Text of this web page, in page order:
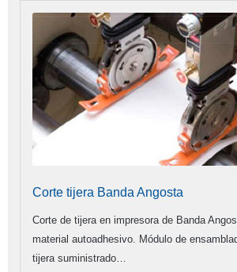
Corte tijera Banda Angosta
Corte de tijera en impresora de Banda
material autoadhesivo. Módulo de
tijera suministrado…